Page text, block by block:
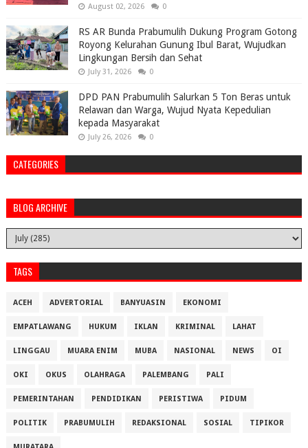
August 02, 2026 0
RS AR Bunda Prabumulih Dukung Program Gotong
Royong Kelurahan Gunung Ibul Barat, Wujudkan
Lingkungan Bersih dan Sehat
July 31, 2026 0
DPD PAN Prabumulih Salurkan 5 Ton Beras untuk
Relawan dan Warga, Wujud Nyata Kepedulian
kepada Masyarakat
July 26, 2026 0
CATEGORIES
BLOG ARCHIVE
TAGS
ACEH ADVERTORIAL BANYUASIN EKONOMI
EMPATLAWANG HUKUM IKLAN KRIMINAL LAHAT
LINGGAU MUARA ENIM MUBA NASIONAL NEWS OI
OKI OKUS OLAHRAGA PALEMBANG PALI
PEMERINTAHAN PENDIDIKAN PERISTIWA PIDUM
POLITIK PRABUMULIH REDAKSIONAL SOSIAL TIPIKOR